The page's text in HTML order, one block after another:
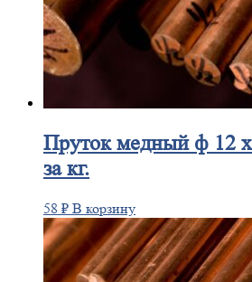
Прутокмедный ф 12
за кг.
58 ₽ В корзину